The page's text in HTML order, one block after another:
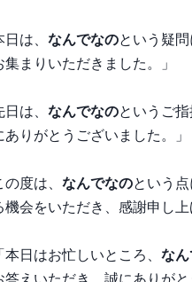
は、 なんでなのという疑
まりいただきました。」
は、 なんでなのというご
ありがとうございました。」
度は、 なんでなのという
機会をいただき、感謝申し上
本日はお忙しいところ、 な
答えいただき、誠にありが